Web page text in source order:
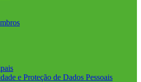
e Proteção de Dados Pessoais